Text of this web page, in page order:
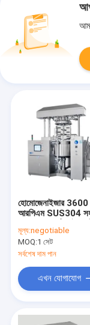
হোমোজেনাইজার 3600
আরপিএম SUS304
মিক্সার
মূল্য:negotiable
MOQ:1 সেট
সর্বশেষ দাম পান
এখন যোগাযোগ